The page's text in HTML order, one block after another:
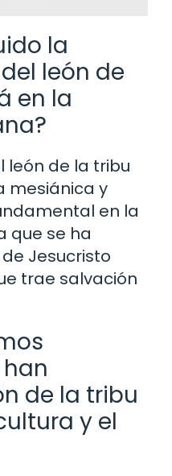
la
león de
en la
león de la tribu
mesiánica y
en la
que se ha
Jesucristo
trae salvación
de la tribu
y el